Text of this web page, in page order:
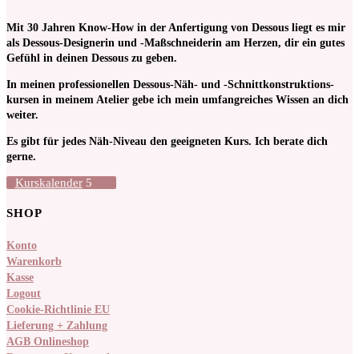
Mit 30 Jahren Know-How in der Anfertigung von Dessous liegt es mir
als Dessous-Designerin und -Maßschneiderin am Herzen, dir ein gutes
Gefühl in deinen Dessous zu geben.
In meinen pro­fessionellen Dessous-Näh- und -Schnitt­kon­struktions­
kursen in meinem Atelier gebe ich mein umfangreiches Wissen an dich
weiter.
Es gibt für jedes Näh-Niveau den geeigneten Kurs. Ich berate dich
gerne.
Kurskalender
SHOP
Konto
Warenkorb
Kasse
Logout
Cookie-Richtlinie EU
Lieferung + Zahlung
AGB Onlineshop